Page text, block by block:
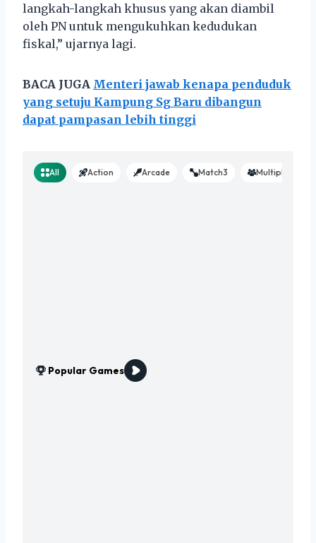
langkah-langkah khusus yang akan diambil
oleh PN untuk mengukuhkan kedudukan
fiskal,” ujarnya lagi.
BACA JUGA Menteri jawab kenapa penduduk
yang setuju Kampung Sg Baru dibangun
dapat pampasan lebih tinggi